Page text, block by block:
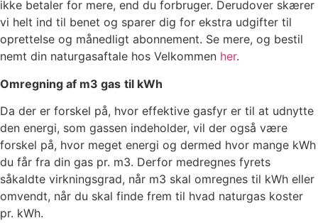
ikke betaler for mere, end du forbruger. Derudover skærer
vi helt ind til benet og sparer dig for ekstra udgifter til
oprettelse og månedligt abonnement. Se mere, og bestil
nemt din naturgasaftale hos Velkommen her.
Omregning af m3 gas til kWh
Da der er forskel på, hvor effektive gasfyr er til at udnytte
den energi, som gassen indeholder, vil der også være
forskel på, hvor meget energi og dermed hvor mange kWh
du får fra din gas pr. m3. Derfor medregnes fyrets
såkaldte virkningsgrad, når m3 skal omregnes til kWh eller
omvendt, når du skal finde frem til hvad naturgas koster
pr. kWh.